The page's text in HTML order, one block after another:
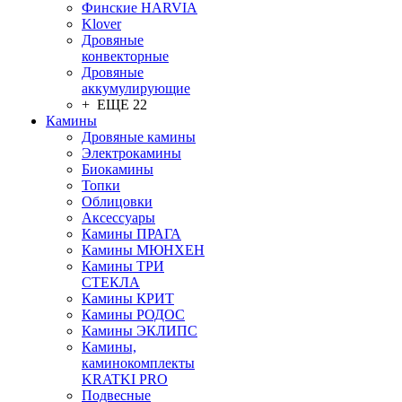
Финские HARVIA
Klover
Дровяные
конвекторные
Дровяные
аккумулирующие
+ ЕЩЕ 22
Камины
Дровяные камины
Электрокамины
Биокамины
Топки
Облицовки
Аксессуары
Камины ПРАГА
Камины МЮНХЕН
Камины ТРИ
СТЕКЛА
Камины КРИТ
Камины РОДОС
Камины ЭКЛИПС
Камины,
каминокомплекты
KRATKI PRO
Подвесные